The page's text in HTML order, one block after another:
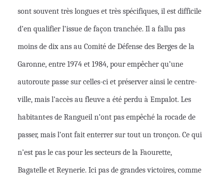
sont souvent très longues et très spécifiques, il est difficile
d’en qualifier l’issue de façon tranchée. Il a fallu pas
moins de dix ans au Comité de Défense des Berges de la
Garonne, entre 1974 et 1984, pour empêcher qu’une
autoroute passe sur celles-ci et préserver ainsi le centre-
ville, mais l’accès au fleuve a été perdu à Empalot. Les
habitant·es de Rangueil n’ont pas empêché la rocade de
passer, mais l’ont fait enterrer sur tout un tronçon. Ce qui
n’est pas le cas pour les secteurs de la Faourette,
Bagatelle et Reynerie. Ici pas de grandes victoires, comme